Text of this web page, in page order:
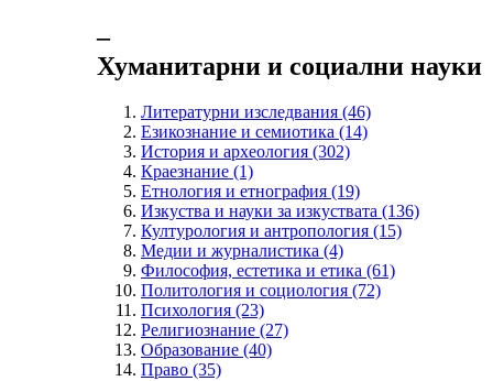
‒
Хуманитарни и социални науки
Литературни изследвания (46)
Езикознание и семиотика (14)
История и археология (302)
Краезнание (1)
Етнология и етнография (19)
Изкуства и науки за изкуствата (136)
Културология и антропология (15)
Медии и журналистика (4)
Философия, естетика и етика (61)
Политология и социология (72)
Психология (23)
Религиознание (27)
Образование (40)
Право (35)